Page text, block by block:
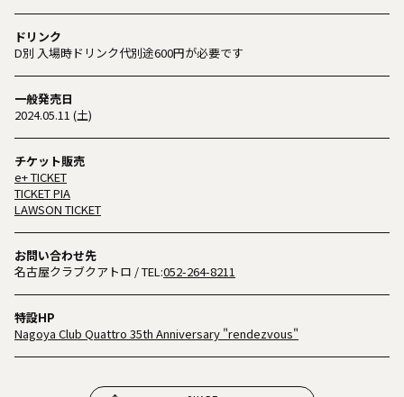
ドリンク
D別 入場時ドリンク代別途600円が必要です
一般発売日
2024.05.11 (土)
チケット販売
e+ TICKET
TICKET PIA
LAWSON TICKET
お問い合わせ先
名古屋クラブクアトロ / TEL:052-264-8211
特設HP
Nagoya Club Quattro 35th Anniversary "rendezvous"